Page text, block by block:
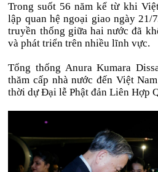
Trong suốt 56 năm kể từ khi
lập quan hệ ngoại giao ngày 21/
truyền thống giữa hai nước đã
và phát triển trên nhiều lĩnh vực.
Tổng thống Anura Kumara
thăm cấp nhà nước đến Việt
thời dự Đại lễ Phật đản Liên Hợp